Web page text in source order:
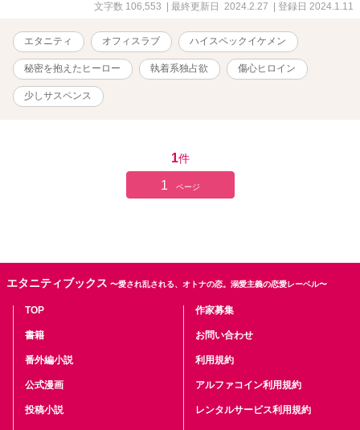
文字数 106,553 | 最終更新日 2024.2.27 | 登録日 2024.1.11
エタニティ オフィスラブ ハイスペックイケメン
秘密を抱えたヒーロー 執着系独占欲 傷心ヒロイン
少しサスペンス
1件
1 ページ
エタニティブックス 〜愛され乱される、オトナの恋。溺愛主義の恋愛レーベル〜
TOP
書籍
番外編小説
公式漫画
投稿小説
作家募集
お問い合わせ
利用規約
アルファコイン利用規約
レンタルサービス利用規約